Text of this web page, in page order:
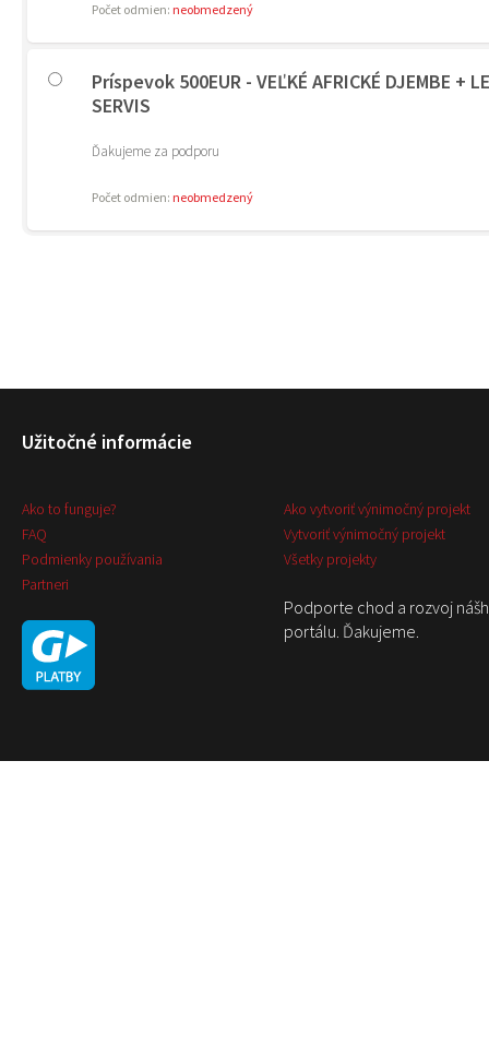
Počet odmien: neobmedzený
Príspevok 500EUR - VEĽKÉ AFRICKÉ DJEMBE +
SERVIS
Ďakujeme za podporu
Počet odmien: neobmedzený
Užitočné informácie
Ako to funguje?
FAQ
Podmienky používania
Partneri
Ako vytvoriť výnimočný projekt
Vytvoriť výnimočný projekt
Všetky projekty
Podporte chod a rozvoj
portálu. Ďakujeme.